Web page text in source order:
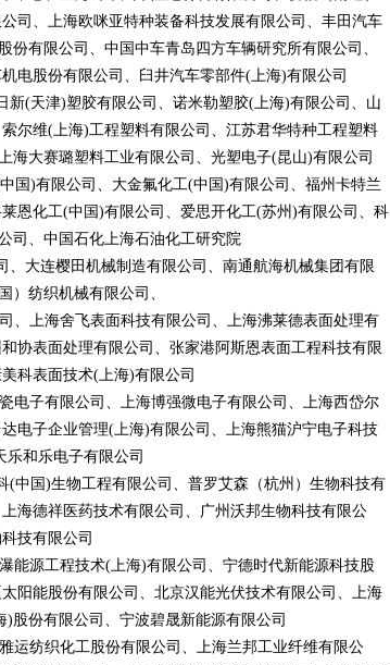
司、上海欧咪亚特种装备科技发展有限公司、丰田汽车
有限公司、中国中车青岛四方车辆研究所有限公司、
电股份有限公司、臼井汽车零部件(上海)有限公司
(天津)塑胶有限公司、诺米勒塑胶(上海)有限公司、山
尔维(上海)工程塑料有限公司、江苏君华特种工程塑料
海大赛璐塑料工业有限公司、光塑电子(昆山)有限公司
国)有限公司、大金氟化工(中国)有限公司、福州卡特兰
恩化工(中国)有限公司、爱思开化工(苏州)有限公司、科
司、中国石化上海石油化工研究院
大连樱田机械制造有限公司、南通航海机械集团有限
）纺织机械有限公司、
、上海舍飞表面科技有限公司、上海沸莱德表面处理有
协表面处理有限公司、张家港阿斯恩表面工程科技有限
科表面技术(上海)有限公司
电子有限公司、上海博强微电子有限公司、上海西岱尔
电子企业管理(上海)有限公司、上海熊猫沪宁电子科技
和乐电子有限公司
(中国)生物工程有限公司、普罗艾森（杭州）生物科技有
海德祥医药技术有限公司、广州沃邦生物科技有限公
技有限公司
能源工程技术(上海)有限公司、宁德时代新能源科技股
阳能股份有限公司、北京汉能光伏技术有限公司、上海
股份有限公司、宁波碧晟新能源有限公司
运纺织化工股份有限公司、上海兰邦工业纤维有限公